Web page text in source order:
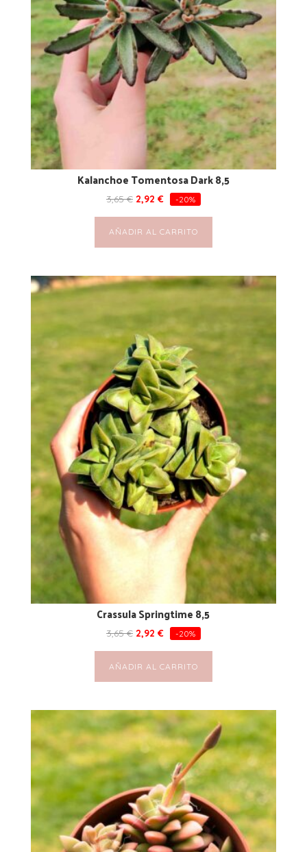
Kalanchoe Tomentosa Dark 8,5
3,65€ 2,92 € -20%
AÑADIR AL CARRITO
Crassula Springtime 8,5
3,65€ 2,92 € -20%
AÑADIR AL CARRITO